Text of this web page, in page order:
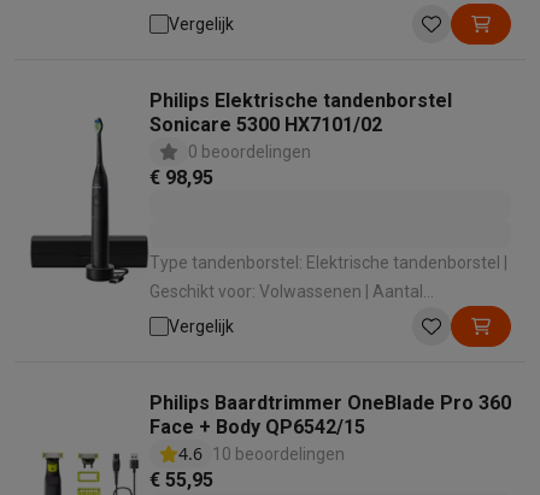
voeten: Ja | Vaatwasbestendige onderdelen: Ja
Vergelijk
Philips Elektrische tandenborstel
Sonicare 5300 HX7101/02
0 beoordelingen
€ 98,95
Type tandenborstel: Elektrische tandenborstel |
Geschikt voor: Volwassenen | Aantal
poetsstanden: 2 | Poetsdruksensor: Ja |
Vergelijk
Philips Baardtrimmer OneBlade Pro 360
Face + Body QP6542/15
4.6 10 beoordelingen
€ 55,95